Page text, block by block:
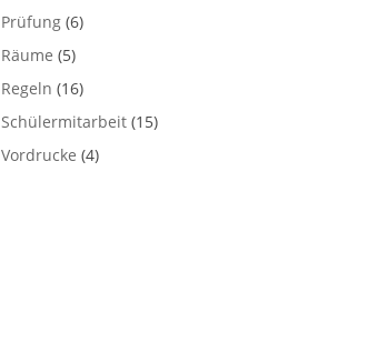
Prüfung (6)
Räume (5)
Regeln (16)
Schülermitarbeit (15)
Vordrucke (4)